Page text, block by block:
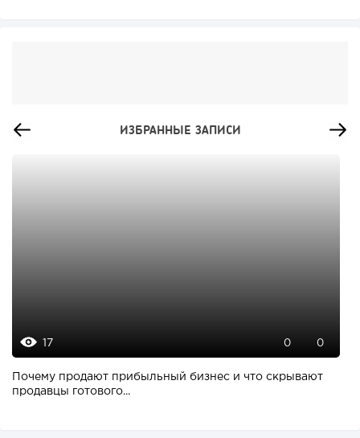
ИЗБРАННЫЕ ЗАПИСИ
17 0 0
Почему продают прибыльный бизнес и что скрывают
продавцы готового...